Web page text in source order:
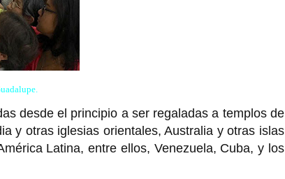
desde el principio a ser regaladas a templos de
y otras iglesias orientales, Australia y otras islas
Latina, entre ellos, Venezuela, Cuba, y los